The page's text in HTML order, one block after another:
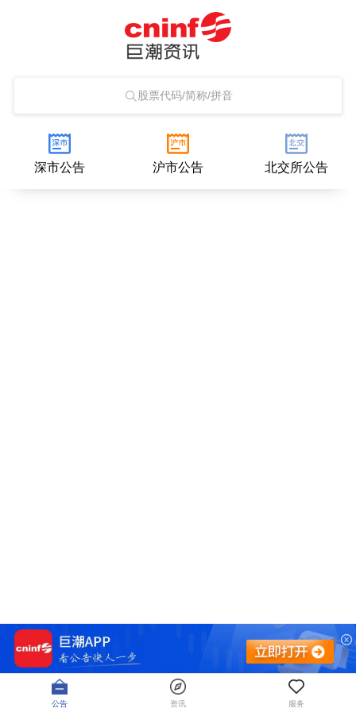
股票代码/简称/拼音
深市公告 沪市公告 北交所公告
公告 资讯 服务